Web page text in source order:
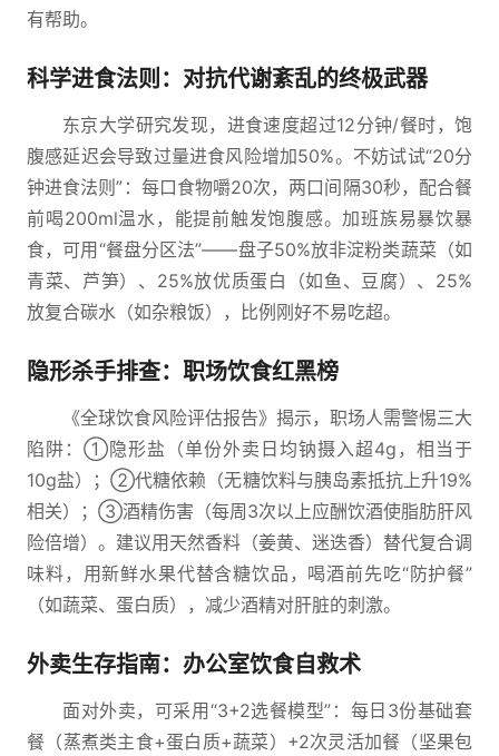
有帮助。
科学进食法则：对抗代谢紊乱的终极武器
东京大学研究发现，进食速度超过12分钟/餐时，饱
腹感延迟会导致过量进食风险增加50%。不妨试试“20分
钟进食法则”：每口食物嚼20次，两口间隔30秒，配合餐
前喝200ml温水，能提前触发饱腹感。加班族易暴饮暴
食，可用“餐盘分区法”——盘子50%放非淀粉类蔬菜（如
青菜、芦笋）、25%放优质蛋白（如鱼、豆腐）、25%
放复合碳水（如杂粮饭），比例刚好不易吃超。
隐形杀手排查：职场饮食红黑榜
《全球饮食风险评估报告》揭示，职场人需警惕三大
陷阱：①隐形盐（单份外卖日均钠摄入超4g，相当于
10g盐）；②代糖依赖（无糖饮料与胰岛素抵抗上升19%
相关）；③酒精伤害（每周3次以上应酬饮酒使脂肪肝风
险倍增）。建议用天然香料（姜黄、迷迭香）替代复合调
味料，用新鲜水果代替含糖饮品，喝酒前先吃“防护餐”
（如蔬菜、蛋白质），减少酒精对肝脏的刺激。
外卖生存指南：办公室饮食自救术
面对外卖，可采用“3+2选餐模型”：每日3份基础套
餐（蒸煮类主食+蛋白质+蔬菜）+2次灵活加餐（坚果包